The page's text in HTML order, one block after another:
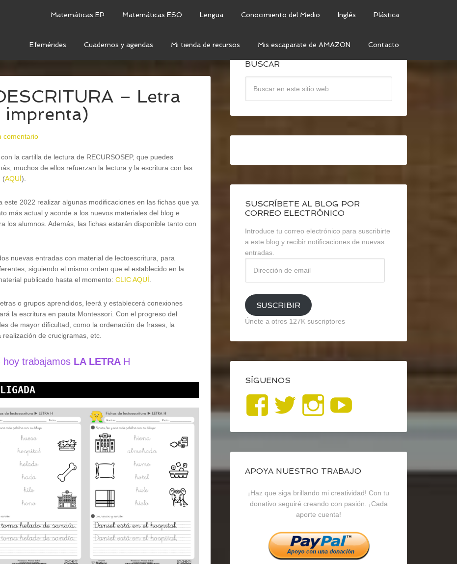
Matemáticas EP Matemáticas ESO Lengua Conocimiento del Medio Inglés Plástica
Efemérides Cuadernos y agendas Mi tienda de recursos Mis escaparate de AMAZON Contacto
FICHAS DE LECTOESCRITURA – LETRA H
– Letra
imprenta)
comentario
la cartilla de lectura de RECURSOSEP, que puedes
muchos de ellos refuerzan la lectura y la escritura con las
(AQUÍ).
este 2022 realizar algunas modificaciones en las fichas que ya
más actual y acorde a los nuevos materiales del blog e
los alumnos. Además, las fichas estarán disponible tanto con
nuevas entradas con material de lectoescritura, para
siguiendo el mismo orden que el establecido en la
publicado hasta el momento: CLIC AQUÍ
o grupos aprendidos, leerá y establecerá conexiones
la escritura en pauta Montessori. Con el progreso del
de mayor dificultad, como la ordenación de frases, la
de crucigramas, etc.
hoy trabajamos LA LETRA H
BUSCAR
SUSCRÍBETE AL BLOG POR
CORREO ELECTRÓNICO
Introduce tu correo electrónico para suscribirte
a este blog y recibir notificaciones de nuevas
entradas.
email
SUSCRIBIR
Únete a otros 127K suscriptores
SÍGUENOS
Ver
perfil
de
blogrecursosep
en
Facebook
Ver
perfil
de
recursosep
en
Twitter
Ver
perfil
de
recursosep
en
Instagram
YouTube
APOYA NUESTRO TRABAJO
¡Haz que siga brillando mi creatividad! Con tu
donativo seguiré creando con pasión. ¡Cada
aporte cuenta!